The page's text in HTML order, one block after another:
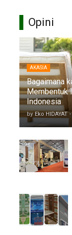
Opini
AKASIA
Bagaimana
Membentuk
Indonesia
by Eko HIDAYAT -